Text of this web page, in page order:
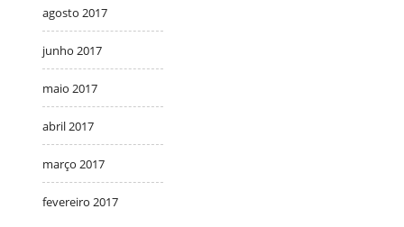
agosto 2017
junho 2017
maio 2017
abril 2017
março 2017
fevereiro 2017